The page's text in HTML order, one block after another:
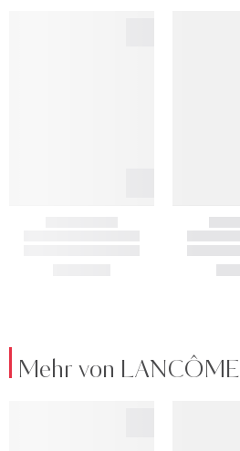
Mehr von LANCÔME